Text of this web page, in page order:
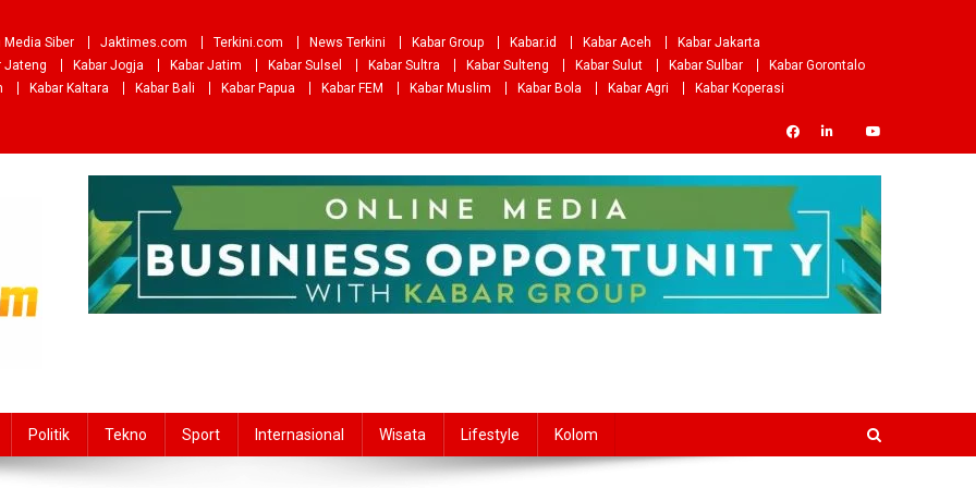
Media Siber Jaktimes.com Terkini.com News Terkini Kabar Group Kabar.id Kabar Aceh
Kabar Jakarta
Jateng Kabar Jogja Kabar Jatim Kabar Sulsel Kabar Sultra Kabar Sulteng Kabar Sulut Kabar Sulbar
Kabar Gorontalo
Kabar Kaltara Kabar Bali Kabar Papua Kabar FEM Kabar Muslim Kabar Bola Kabar Agri
Kabar Koperasi
Politik Tekno Sport Internasional Wisata Lifestyle Kolom